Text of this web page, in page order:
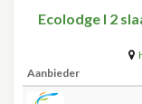
Ecolodge l 2
Aanbieder